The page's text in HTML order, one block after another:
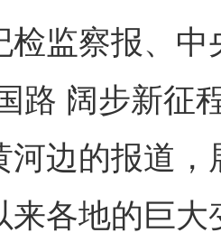
察报、中
路 阔步新征
河边的报道
来各地的巨